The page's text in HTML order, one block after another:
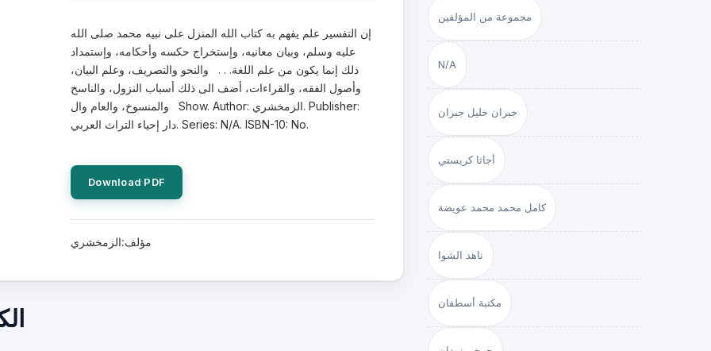
إن التفسير علم يفهم به كتاب الله المنزل على نبيه محمد صلى الله
عليه وسلم، وبيان معانيه، وإستخراج حكسه وأحكامه، وإستمداد
ذلك إنما يكون من علم اللغة. . . والنحو والتصريف، وعلم البيان،
وأصول الفقه، والقراءات، أضف الى ذلك أسباب النزول، والناسخ
والمنسوخ، والعام وال Show. Author: الزمخشري. Publisher:
دار إحياء التراث العربي. Series: N/A. ISBN-10: No.
Download PDF
مؤلف:الزمخشري
مجموعة من المؤلفين
N/A
جبران خليل جبران
أجاثا كريستي
كامل محمد محمد عويضة
ناهد الشوا
مكتبة أسطفان